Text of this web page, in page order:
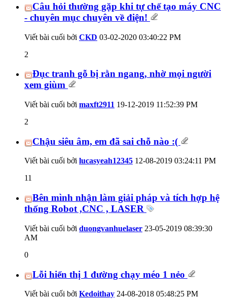
Câu hỏi thường gặp khi tự chế tạo máy CNC
- chuyên mục chuyên về điện!
Viết bài cuối bởi CKD 03-02-2020 03:40:22 PM
2
Đục tranh gỗ bị rằn ngang, nhờ mọi người
xem giùm
Viết bài cuối bởi maxft2911 19-12-2019 11:52:39 PM
2
Chậu siêu âm, em đã sai chỗ nào :(
Viết bài cuối bởi lucasyeah12345 12-08-2019 03:24:11 PM
11
Bên mình nhận làm giải pháp và tích hợp hệ
thống Robot ,CNC , LASER
Viết bài cuối bởi duongvanhuelaser 23-05-2019 08:39:30
AM
0
Lỗi hiển thị 1 đường chạy méo 1 nẻo
Viết bài cuối bởi Kedoithay 24-08-2018 05:48:25 PM